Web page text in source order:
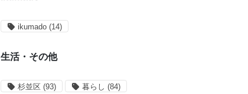
ikumado (14)
生活・その他
杉並区 (93) 暮らし (84)